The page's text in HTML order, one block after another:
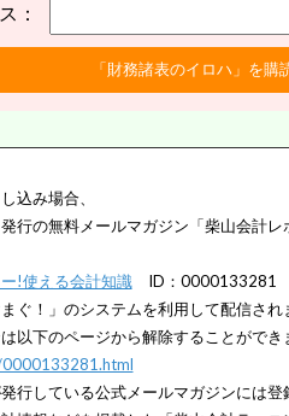
：
込み場合、
行の無料メールマガジン「柴山会計
!使える会計知識ID：0000133281
ぐ！」のシステムを利用して配信され
以下のページから解除することができ
行している公式メールマガジンには登